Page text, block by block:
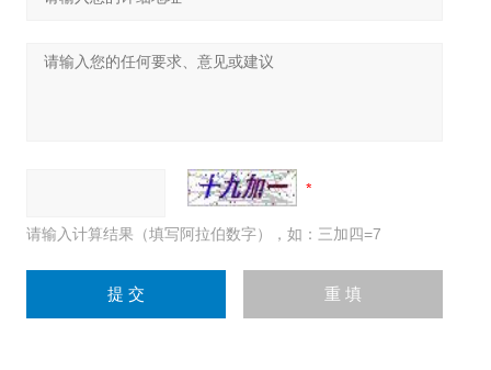
请输入计算结果（填写阿拉伯数字），如：三加四=7